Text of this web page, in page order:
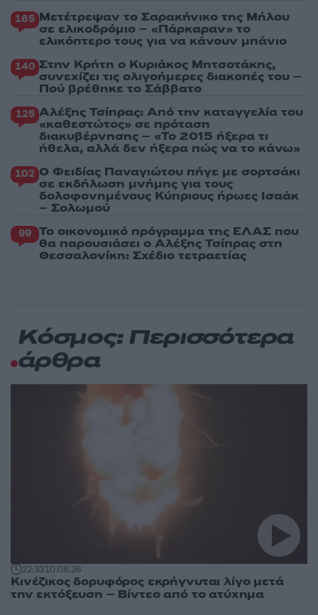
165 Μετέτρεψαν το Σαρακήνικο της Μήλου
σε ελικοδρόμιο – «Πάρκαραν» το
ελικόπτερο τους για να κάνουν μπάνιο
140 Στην Κρήτη ο Κυριάκος Μητσοτάκης,
συνεχίζει τις ολιγοήμερες διακοπές του –
Πού βρέθηκε το Σάββατο
125 Αλέξης Τσίπρας: Από την καταγγελία του
«καθεστώτος» σε πρόταση
διακυβέρνησης – «Το 2015 ήξερα τι
ήθελα, αλλά δεν ήξερα πώς να το κάνω»
102 Ο Φειδίας Παναγιώτου πήγε με σορτσάκι
σε εκδήλωση μνήμης για τους
δολοφονημένους Κύπριους ήρωες Ισαάκ
– Σολωμού
99 Το οικονομικό πρόγραμμα της ΕΛΑΣ που
θα παρουσιάσει ο Αλέξης Τσίπρας στη
Θεσσαλονίκη: Σχέδιο τετραετίας
Κόσμος: Περισσότερα
άρθρα
22:3310.08.26
Κινέζικος δορυφόρος εκρήγνυται λίγο μετά
την εκτόξευση – Βίντεο από το ατύχημα